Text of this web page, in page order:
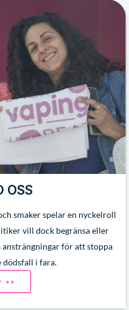
OSS
smaker spelar en nyckelroll
vill dock begränsa eller
för att stoppa
dödsfall i fara.
>>